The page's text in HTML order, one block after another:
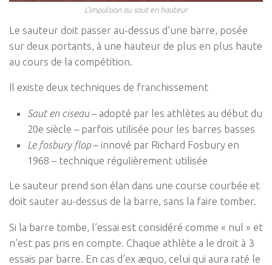
L’impulsion au saut en hauteur
Le sauteur doit passer au-dessus d’une barre, posée
sur deux portants, à une hauteur de plus en plus haute
au cours de la compétition.
Il existe deux techniques de franchissement
Saut en ciseau– adopté par les athlètes au début du
20e siècle – parfois utilisée pour les barres basses
Le fosbury flop– innové par Richard Fosbury en
1968 – technique régulièrement utilisée
Le sauteur prend son élan dans une course courbée et
doit sauter au-dessus de la barre, sans la faire tomber.
Si la barre tombe, l’essai est considéré comme « nul » et
n’est pas pris en compte. Chaque athlète a le droit à 3
essais par barre. En cas d’ex æquo, celui qui aura raté le